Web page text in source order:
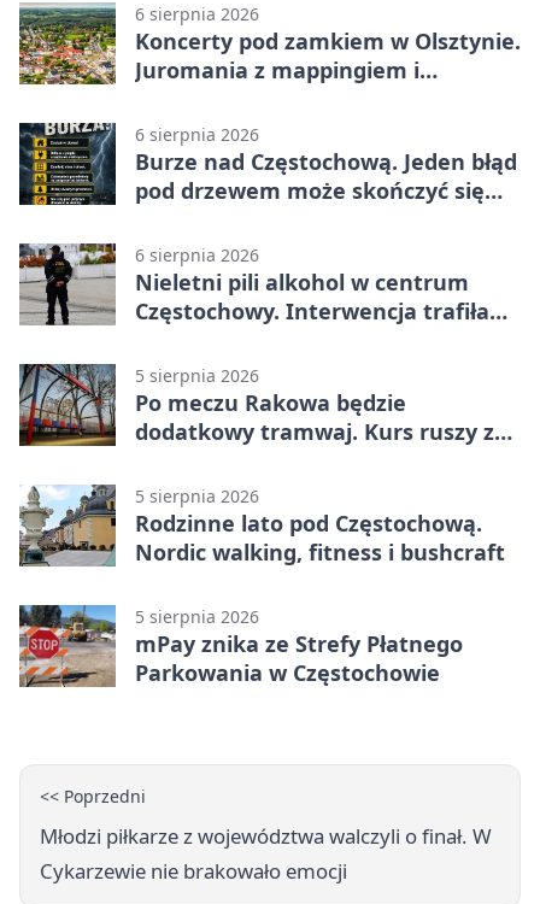
6 sierpnia 2026
Koncerty pod zamkiem w Olsztynie.
Juromania z mappingiem i
6 sierpnia 2026
Burze nad Częstochową. Jeden błąd
pod drzewem może skończyć się
6 sierpnia 2026
Nieletni pili alkohol w centrum
Częstochowy. Interwencja trafiła
5 sierpnia 2026
Po meczu Rakowa będzie
dodatkowy tramwaj. Kurs ruszy ze
5 sierpnia 2026
Rodzinne lato pod Częstochową.
Nordic walking, fitness i bushcraft
5 sierpnia 2026
mPay znika ze Strefy Płatnego
Parkowania w Częstochowie
<< Poprzedni
Młodzi piłkarze z województwa walczyli o finał. W
Cykarzewie nie brakowało emocji